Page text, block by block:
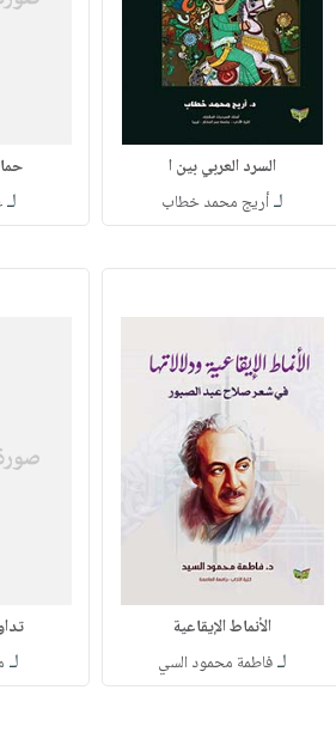
السرد العربي بين ا
لـأريج محمد خطاب لـ
الأنماط الإيقاعية
لـفاطمة محمود السي لـ